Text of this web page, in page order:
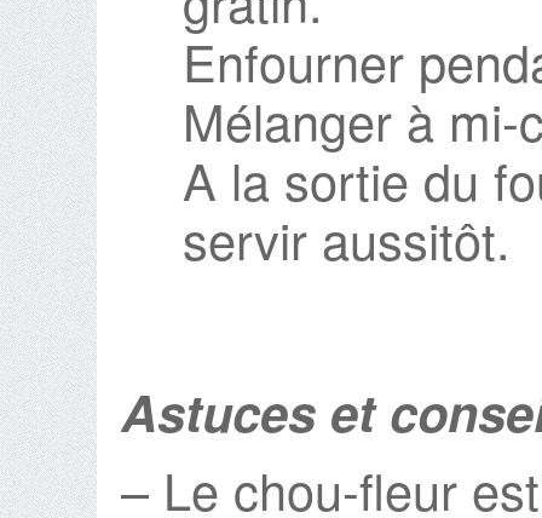
Enfourner
Mélanger à mi-
A la sortie du
servir aussitôt.
Astuces et
– Le chou-fleur